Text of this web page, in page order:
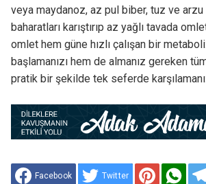
veya maydanoz, az pul biber, tuz ve
baharatları karıştırıp az yağlı tavada
omlet hem güne hızlı çalışan bir
başlamanızı hem de almanız gereken
pratik bir şekilde tek seferde
Facebook Twitter